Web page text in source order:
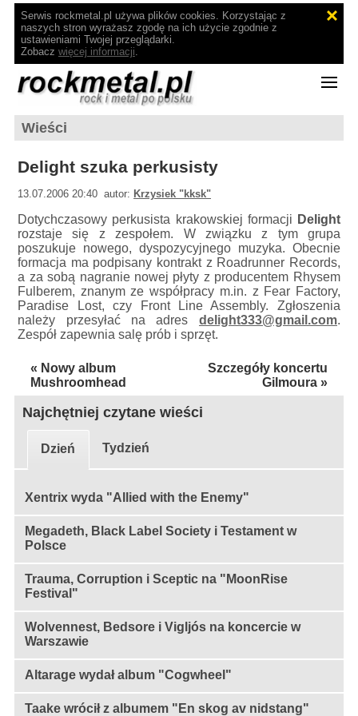
Serwis rockmetal.pl używa plików cookies. Korzystając z
naszych stron wyrażasz zgodę na ich użycie zgodnie z
ustawieniami Twojej przeglądarki.
Zobacz więcej informacji.
Wieści
Delight szuka perkusisty
13.07.2006 20:40 autor: Krzysiek "kksk"
Dotychczasowy perkusista krakowskiej formacji Delight
rozstaje się z zespołem. W związku z tym grupa
poszukuje nowego, dyspozycyjnego muzyka. Obecnie
formacja ma podpisany kontrakt z Roadrunner Records,
a za sobą nagranie nowej płyty z producentem Rhysem
Fulberem, znanym ze współpracy m.in. z Fear Factory,
Paradise Lost, czy Front Line Assembly. Zgłoszenia
należy przesyłać na adres delight333@gmail.com.
Zespół zapewnia salę prób i sprzęt.
« Nowy album
Mushroomhead
Szczegóły koncertu
Gilmoura »
Najchętniej czytane wieści
Dzień Tydzień
Xentrix wyda "Allied with the Enemy"
Megadeth, Black Label Society i Testament w
Polsce
Trauma, Corruption i Sceptic na "MoonRise
Festival"
Wolvennest, Bedsore i Vigljós na koncercie w
Warszawie
Altarage wydał album "Cogwheel"
Taake wrócił z albumem "En skog av nidstang"